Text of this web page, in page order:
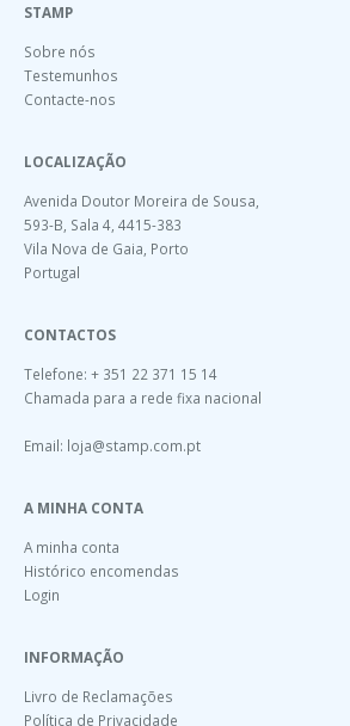
STAMP
Sobre nós
Testemunhos
Contacte-nos
LOCALIZAÇÃO
Avenida Doutor Moreira de Sousa,
593-B, Sala 4, 4415-383
Vila Nova de Gaia, Porto
Portugal
CONTACTOS
Telefone: + 351 22 371 15 14
Chamada para a rede fixa nacional
Email: loja@stamp.com.pt
A MINHA CONTA
A minha conta
Histórico encomendas
Login
INFORMAÇÃO
Livro de Reclamações
Política de Privacidade